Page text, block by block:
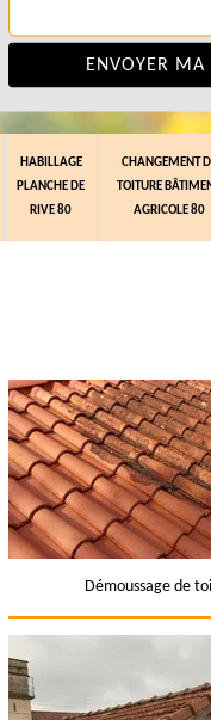
HABILLAGE
PLANCHE DE
RIVE 80
CHANGEMENT
TOITURE
AGRICOLE 80
Démoussage de